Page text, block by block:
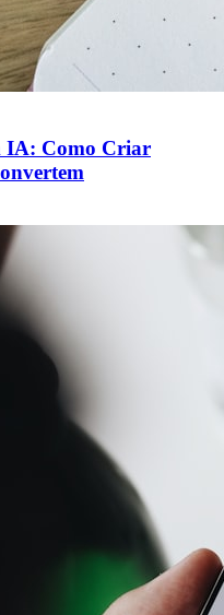
IA: Como Criar